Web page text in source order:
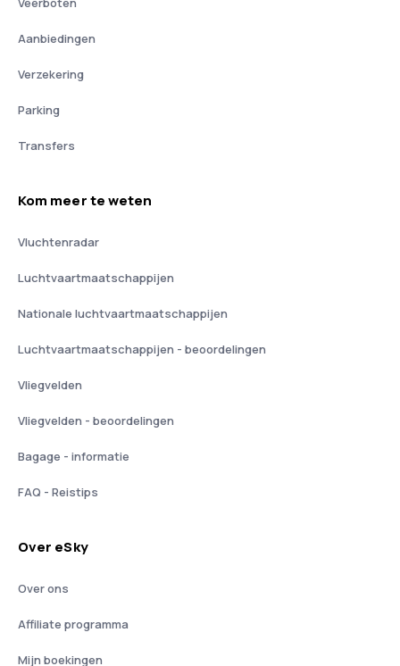
Aanbiedingen
Verzekering
Parking
Transfers
Kom meer te weten
Vluchtenradar
Luchtvaartmaatschappijen
Nationale luchtvaartmaatschappijen
Luchtvaartmaatschappijen - beoordelingen
Vliegvelden
Vliegvelden - beoordelingen
Bagage - informatie
FAQ - Reistips
Over eSky
Over ons
Affiliate programma
Mijn boekingen